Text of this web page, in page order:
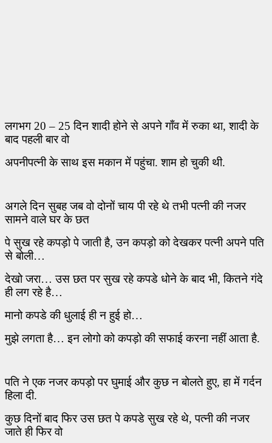
लगभग 20– 25 दिन शादी होने से अपने गाँव में रुका था,शादी के
बाद पहली बार वो
अपनीपत्नी के साथ इस मकान में पहुंचा. शाम हो चुकी थी.
अगले दिन सुबह जब वो दोनों चाय पी रहे थे तभी पत्नी की नजर
सामने वाले घर के छत
पेसुख रहेकपड़ो पे जाती है,उन कपड़ो को देखकर पत्नी अपने पति
से बोली…
देखो जरा… उस छत पर सुख रहे कपडे धोने के बाद भी,कितने गंदे
ही लग रहे है…
मानो कपडे की धुलाई ही न हुई हो…
मुझे लगता है… इन लोगो को कपड़ो की सफाई करना नहीं आता है.
पति ने एक नजर कपड़ो पर घुमाई और कुछ न बोलते हुए,हा में गर्दन
हिला दी.
कुछ दिनों बाद फिर उस छत पे कपडे सुख रहे थे,पत्नी की नजर
जाते ही फिर वो